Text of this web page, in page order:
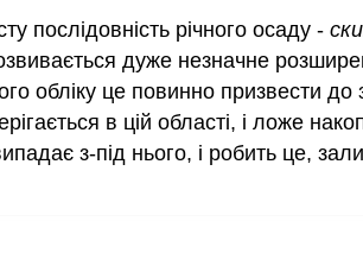
послідовність річного осаду -
дуже незначне
обліку це повинно призвести
в цій області, і ложе
з-під нього, і робить це,